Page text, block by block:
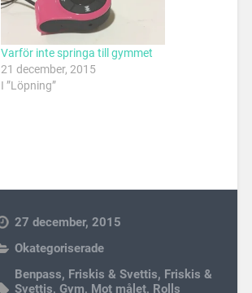
Varför inte springa till gymmet
21 december, 2015
I ”Löpning”
27 december, 2015
Okategoriserade
Benpass, Friskis & Svettis, Friskis &
Svettis,Gym, Mot målet, Rolls